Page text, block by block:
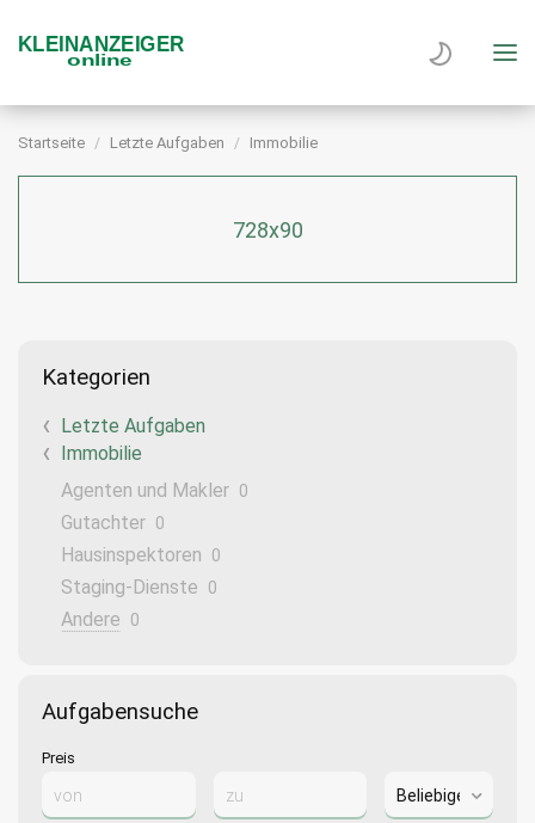
Startseite Letzte Aufgaben Immobilie
728x90
Kategorien
Letzte Aufgaben
Immobilie
Agenten und Makler 0
Gutachter 0
Hausinspektoren 0
Staging-Dienste 0
Andere 0
Aufgabensuche
Preis